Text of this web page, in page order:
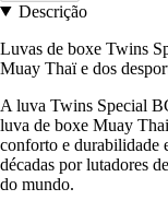
Descrição
Luvas de boxe Twins
Muay Thaï e dos
A luva Twins Special
luva de boxe Muay
conforto e durabilidade
décadas por lutadores
do mundo.